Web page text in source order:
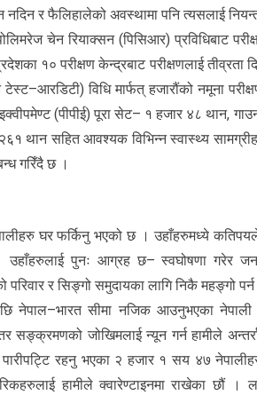
र फैलिहालेको अवस्थामा पनि त्यसलाई
चेन रियाक्सन (पिसिआर) प्रविधिबाट
१० परीक्षण केन्द्रबाट परीक्षणलाई
विधि मार्फत् हजारौंको नमूना
(पीपीई) पूरा सेट– १ हजार ४८ थान,
थान सहित आवश्यक विभिन्न स्वास्थ्य
गरिँदै छ ।
घर फर्किनु भएको छ । उहाँहरुमध्ये
पुनः आग्रह छ– स्वघोषणा गरेर
परिवार र सिङ्गो समुदायका लागि निकै महङ्गो
सीमा नजिक आउनुभएका नेपाली
सङ्क्रमणको जोखिमलाई न्यून गर्न हामीले
रहनु भएका २ हजार १ सय ४७
हामीले क्वारेण्टाइनमा राखेका छौं